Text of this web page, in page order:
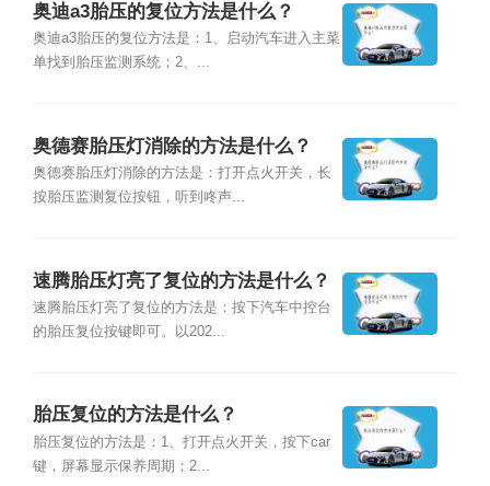
奥迪a3胎压的复位方法是什么？
奥迪a3胎压的复位方法是：1、启动汽车进入主菜
单找到胎压监测系统；2、...
奥德赛胎压灯消除的方法是什么？
奥德赛胎压灯消除的方法是：打开点火开关，长
按胎压监测复位按钮，听到咚声...
速腾胎压灯亮了复位的方法是什么？
速腾胎压灯亮了复位的方法是：按下汽车中控台
的胎压复位按键即可。以202...
胎压复位的方法是什么？
胎压复位的方法是：1、打开点火开关，按下car
键，屏幕显示保养周期；2...